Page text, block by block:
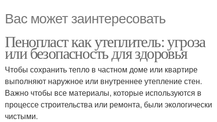
Вас может заинтересовать
Пенопласт как утеплитель: угроза
или безопасность для здоровья
Чтобы сохранить тепло в частном доме или квартире
выполняют наружное или внутреннее утепление стен.
Важно чтобы все материалы, которые используются в
процессе строительства или ремонта, были экологически
чистыми.